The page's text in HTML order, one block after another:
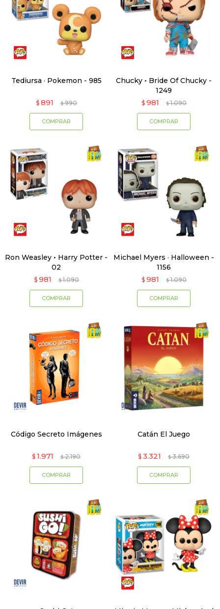
Tediursa · Pokemon - 985
$ 891 $ 990
Chucky • Bride Of Chucky -
1249
$ 981 $ 1.090
Ron Weasley • Harry Potter -
02
$ 981 $ 1.090
Michael Myers · Halloween -
1156
$ 981 $ 1.090
Código Secreto Imágenes
$ 1.971 $ 2.190
Catán El Juego
$ 3.321 $ 3.690